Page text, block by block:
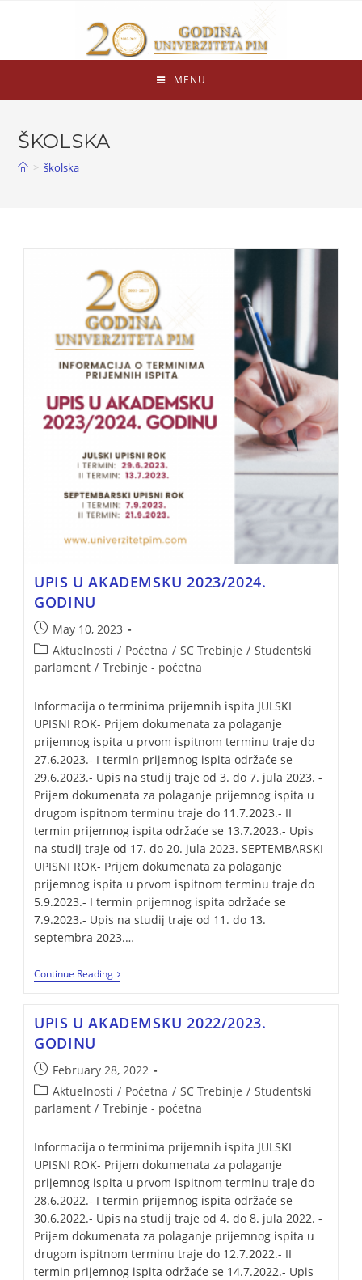
MENU
ŠKOLSKA
> školska
UPIS U AKADEMSKU 2023/2024.
GODINU
May 10, 2023
Aktuelnosti / Početna / SC Trebinje / Studentski
parlament / Trebinje - početna
Informacija o terminima prijemnih ispita JULSKI
UPISNI ROK- Prijem dokumenata za polaganje
prijemnog ispita u prvom ispitnom terminu traje do
27.6.2023.- I termin prijemnog ispita održaće se
29.6.2023.- Upis na studij traje od 3. do 7. jula 2023. -
Prijem dokumenata za polaganje prijemnog ispita u
drugom ispitnom terminu traje do 11.7.2023.- II
termin prijemnog ispita održaće se 13.7.2023.- Upis
na studij traje od 17. do 20. jula 2023. SEPTEMBARSKI
UPISNI ROK- Prijem dokumenata za polaganje
prijemnog ispita u prvom ispitnom terminu traje do
5.9.2023.- I termin prijemnog ispita održaće se
7.9.2023.- Upis na studij traje od 11. do 13.
septembra 2023.…
Continue Reading
UPIS U AKADEMSKU 2022/2023.
GODINU
February 28, 2022
Aktuelnosti / Početna / SC Trebinje / Studentski
parlament / Trebinje - početna
Informacija o terminima prijemnih ispita JULSKI
UPISNI ROK- Prijem dokumenata za polaganje
prijemnog ispita u prvom ispitnom terminu traje do
28.6.2022.- I termin prijemnog ispita održaće se
30.6.2022.- Upis na studij traje od 4. do 8. jula 2022. -
Prijem dokumenata za polaganje prijemnog ispita u
drugom ispitnom terminu traje do 12.7.2022.- II
termin prijemnog ispita održaće se 14.7.2022.- Upis